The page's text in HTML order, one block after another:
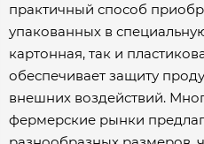
практичный способ
упакованных в
картонная, так и
обеспечивает защиту
внешних воздействий.
фермерские рынки